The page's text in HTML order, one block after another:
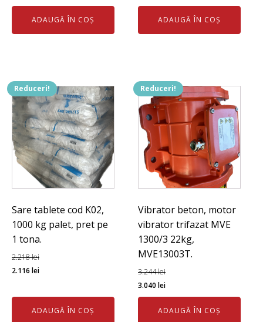
a
fost:
70 lei.
este:
60 lei.
ADAUGĂ ÎN COȘ
inițial
fost:
curent
este:
22 lei.
ADAUGĂ ÎN COȘ
Reduceri!
Sare tablete cod K02,
1000 kg palet, pret pe
1 tona.
2.218lei
Prețul
a
fost:
2.116 leiPrețul
este:
2.116 lei.
ADAUGĂ ÎN COȘ
Reduceri!
Vibrator beton, motor
vibrator trifazat MVE
1300/3 22kg,
MVE13003T.
3.244lei
Prețul
inițial
3.040leiPrețul
curent
este:
ADAUGĂ ÎN COȘ